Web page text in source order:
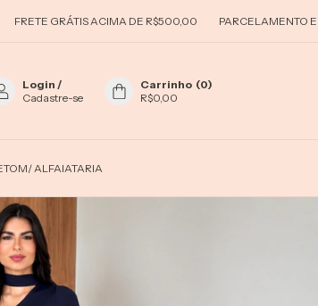
PARCELAMENTO EM ATÉ 5X SEM JUROS 5%
Login /
Cadastre-se
Carrinho (0)
R$0,00
ALFAIATARIA